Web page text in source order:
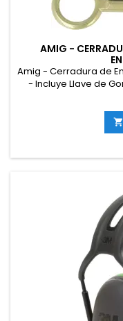
AMIG -
Amig - Cerradura de
- Incluye Llave de
Armarios y
